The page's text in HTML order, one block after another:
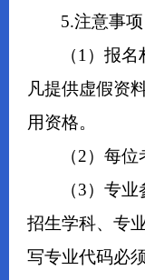
5.注意事项
（1）报
凡提供虚假资
用资格。
（2）每
（3）专
招生学科、专
写专业代码必